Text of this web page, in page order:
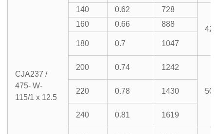
CJA237 /
475- W-
115/1 x 12.5
140
0.62 728
160 0.66 888
180 0.7 1047
200 0.74 1242
500
220 0.78 1430
240 0.81 1619